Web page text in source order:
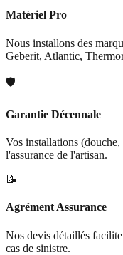
Matériel Pro
Nous installons des
Geberit, Atlantic,
🛡️
Garantie Décennale
Vos installations
l'assurance de l'artisan.
📝
Agrément Assurance
Nos devis détaillés
cas de sinistre.